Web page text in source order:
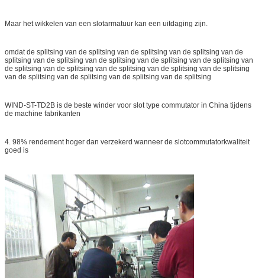
Maar het wikkelen van een slotarmatuur kan een uitdaging zijn.
omdat de splitsing van de splitsing van de splitsing van de splitsing van de
splitsing van de splitsing van de splitsing van de splitsing van de splitsing van
de splitsing van de splitsing van de splitsing van de splitsing van de splitsing
van de splitsing van de splitsing van de splitsing van de splitsing
WIND-ST-TD2B is de beste winder voor slot type commutator in China tijdens
de machine fabrikanten
4. 98% rendement hoger dan verzekerd wanneer de slotcommutatorkwaliteit
goed is